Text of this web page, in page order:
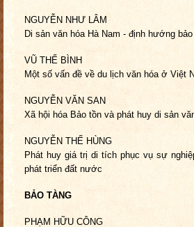
NGUYỄN NHƯ LÂM
Di sản văn hóa Hà Nam - định hướng
VŨ THẾ BÌNH
Một số vấn đề về du lịch văn hóa ở Việt
NGUYỄN VĂN SAN
Xã hội hóa Bảo tồn và phát huy di sản
NGUYỄN THẾ HÙNG
Phát huy giá trị di tích phục vụ sự
phát triển đất nước
BẢO TÀNG
PHẠM HỮU CÔNG